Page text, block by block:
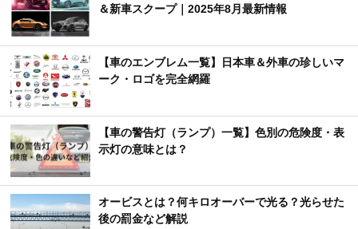
＆新車スクープ｜2025年8月最新情報
【車のエンブレム一覧】日本車＆外車の珍しいマ
ーク・ロゴを完全網羅
【車の警告灯（ランプ）一覧】色別の危険度・表
示灯の意味とは？
オービスとは？何キロオーバーで光る？光らせた
後の罰金など解説